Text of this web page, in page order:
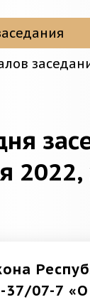
2022,
07-7 «О